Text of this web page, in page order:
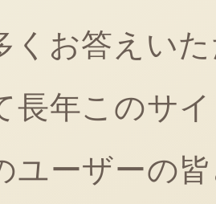
くお答えい
長年このサ
ユーザーの